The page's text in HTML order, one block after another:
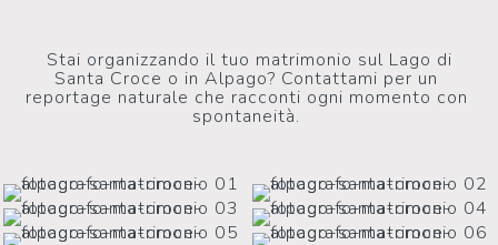
Stai organizzando il tuo matrimonio sul Lago di
Santa Croce o in Alpago? Contattami per un
reportage naturale che racconti ogni momento con
spontaneità.